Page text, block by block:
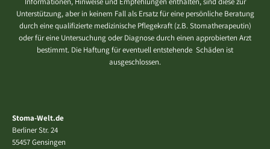
Unterstützung, aber in keinem Fall als Ersatz für eine persönliche Beratung
durch eine qualifizierte medizinische Pflegekraft (z.B. Stomatherapeutin)
oder für eine Untersuchung oder Diagnose durch einen approbierten Arzt
bestimmt. Die Haftung für eventuell entstehende Schäden ist
ausgeschlossen.
Stoma-Welt.de
Berliner Str. 24
55457 Gensingen